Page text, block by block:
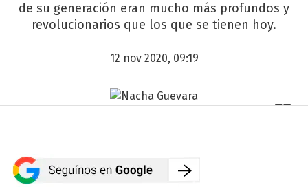
de su generación eran mucho más profundos y
revolucionarios que los que se tienen hoy.
12 nov 2020, 09:19